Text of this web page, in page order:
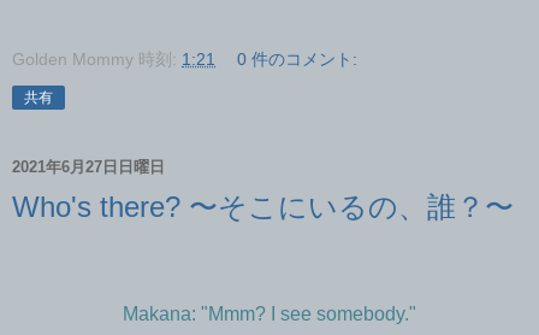
Golden Mommy 時刻: 1:21 0 件のコメント:
共有
2021年6月27日日曜日
Who's there? 〜そこにいるの、誰？〜
Makana: "Mmm? I see somebody."